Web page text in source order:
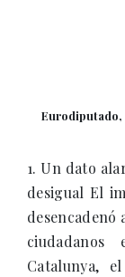
Eurodiputado,
1. Un dato
desigual El
desencadenó
Catalunya,